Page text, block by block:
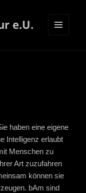
e.U.
haben eine eigene
Intelligenz erlaubt
Menschen zu
Art zuzufahren
können sie
bAm sind